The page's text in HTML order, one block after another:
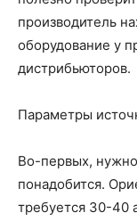
производитель
оборудование у
дистрибьюторов.
Параметры
Во-первых,
понадобится.
требуется 30-40